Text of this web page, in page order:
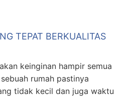
TEPAT BERKUALITAS
keinginan hampir semua
rumah pastinya
tidak kecil dan juga waktu